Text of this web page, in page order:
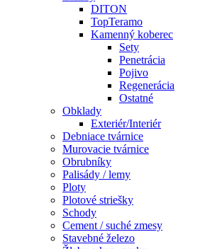
DITON
TopTeramo
Kamenný koberec
Sety
Penetrácia
Pojivo
Regenerácia
Ostatné
Obklady
Exteriér/Interiér
Debniace tvárnice
Murovacie tvárnice
Obrubníky
Palisády / lemy
Ploty
Plotové striešky
Schody
Cement / suché zmesy
Stavebné železo